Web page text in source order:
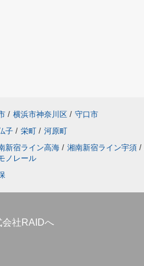
/ 横浜市神奈川区 / 守口市
子 / 栄町 / 河原町
新宿ライン高海 / 湘南新宿ライン宇須 /
ノレール
会社RAIDへ